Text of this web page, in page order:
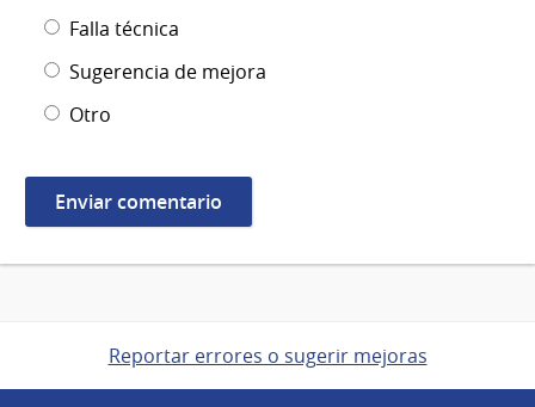
Falla técnica
Sugerencia de mejora
Otro
Reportar errores o sugerir mejoras